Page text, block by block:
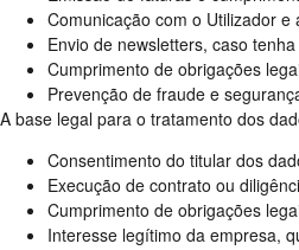
Comunicação com o Utilizador e
Envio de newsletters, caso
Cumprimento de obrigações
Prevenção de fraude e
A base legal para o tratamento dos
Consentimento do titular dos
Execução de contrato ou
Cumprimento de obrigações
Interesse legítimo da empresa,